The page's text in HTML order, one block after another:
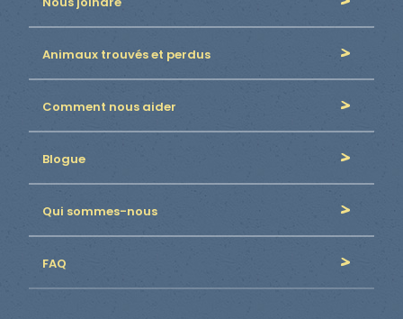
Animaux trouvés et perdus
Comment nous aider
Blogue
Qui sommes-nous
FAQ